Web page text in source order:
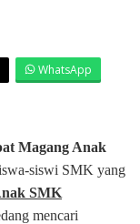
WhatsApp
Magang Anak
siswi SMK yang
SMK
mencari